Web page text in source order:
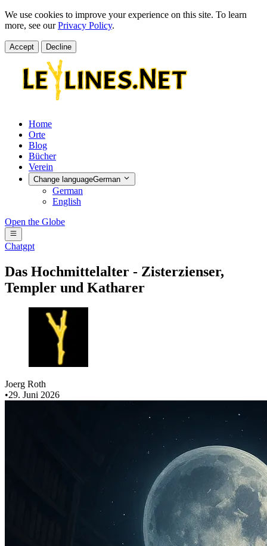
We use cookies to improve your experience on this site. To learn
more, see ourPrivacy Policy.
Accept Decline
Home
Orte
Blog
Bücher
Verein
Change languageGerman
German
English
Open the Globe
Chatgpt
Das Hochmittelalter - Zisterzienser,
Templer und Katharer
Joerg Roth
•29. Juni 2026